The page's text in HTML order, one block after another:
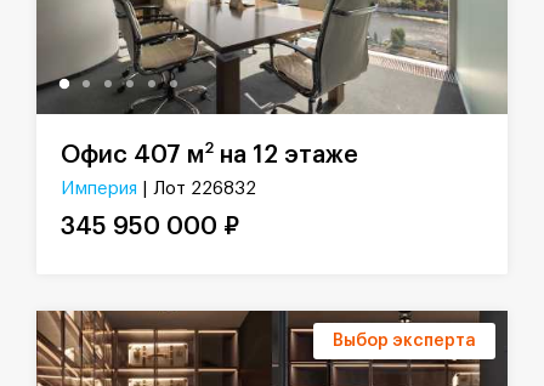
Офис 407 м2 на 12 этаже
Империя | Лот 226832
345 950 000 ₽
Выбор эксперта